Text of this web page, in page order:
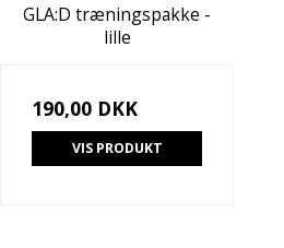
GLA:D træningspakke -
lille
190,00 DKK
VIS PRODUKT